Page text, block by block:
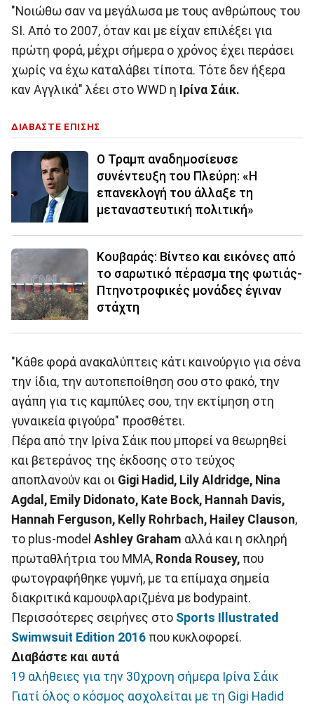
"Νοιώθω σαν να μεγάλωσα με τους ανθρώπους του
SI. Από το 2007, όταν και με είχαν επιλέξει για
πρώτη φορά, μέχρι σήμερα ο χρόνος έχει περάσει
χωρίς να έχω καταλάβει τίποτα. Τότε δεν ήξερα
καν Αγγλικά" λέει στο WWD η Ιρίνα Σάικ.
ΔΙΑΒΑΣΤΕ ΕΠΙΣΗΣ
Ο Τραμπ αναδημοσίευσε
συνέντευξη του Πλεύρη: «Η
επανεκλογή του άλλαξε τη
μεταναστευτική πολιτική»
Κουβαράς: Βίντεο και εικόνες από
το σαρωτικό πέρασμα της φωτιάς-
Πτηνοτροφικές μονάδες έγιναν
στάχτη
"Κάθε φορά ανακαλύπτεις κάτι καινούργιο για σένα
την ίδια, την αυτοπεποίθηση σου στο φακό, την
αγάπη για τις καμπύλες σου, την εκτίμηση στη
γυναικεία φιγούρα" προσθέτει.
Πέρα από την Ιρίνα Σάικ που μπορεί να θεωρηθεί
και βετεράνος της έκδοσης στο τεύχος
αποπλανούν και οι Gigi Hadid, Lily Aldridge, Nina
Agdal, Emily Didonato, Kate Bock, Hannah Davis,
Hannah Ferguson, Kelly Rohrbach, Hailey Clauson,
το plus-model Ashley Graham αλλά και η σκληρή
πρωταθλήτρια του ΜΜΑ, Ronda Rousey, που
φωτογραφήθηκε γυμνή, με τα επίμαχα σημεία
διακριτικά καμουφλαριζμένα με bodypaint.
Περισσότερες σειρήνες στο Sports Illustrated
Swimwsuit Edition 2016 που κυκλοφορεί.
Διαβάστε και αυτά
19 αλήθειες για την 30χρονη σήμερα Ιρίνα Σάικ
Γιατί όλος ο κόσμος ασχολείται με τη Gigi Hadid